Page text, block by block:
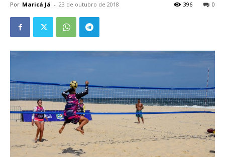
Por Maricá Já - 23 de outubro de 2018 0
396